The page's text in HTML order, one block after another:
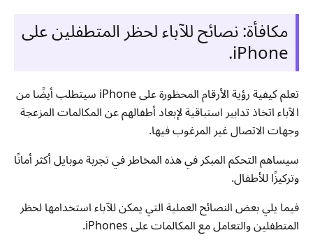
مكافأة: نصائح للآباء لحظر المتطفلين على
iPhone.
تعلم كيفية رؤية الأرقام المحظورة على iPhone سيتطلب أيضًا من
الآباء اتخاذ تدابير استباقية لإبعاد أطفالهم عن المكالمات المزعجة
وجهات الاتصال غير المرغوب فيها.
سيساهم التحكم المبكر في هذه المخاطر في تجربة موبايل أكثر أمانًا
وتركيزًا للأطفال.
فيما يلي بعض النصائح العملية التي يمكن للآباء استخدامها لحظر
المتطفلين والتعامل مع المكالمات على iPhones.